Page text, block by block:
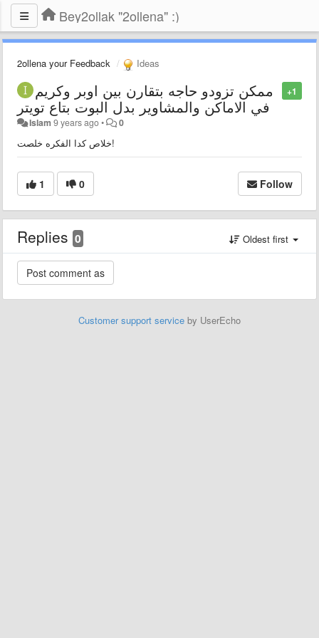
Bey2ollak "2ollena" :)
2ollena your Feedback Ideas
+1 ممكن تزودو حاجه بتقارن بين اوبر وكريم
في الاماكن والمشاوير بدل البوت بتاع تويتر
Islam 9 years ago• 0
خلاص كدا الفكره خلصت!
1 0 Follow
Replies 0 Oldest first
Customer support service by UserEcho